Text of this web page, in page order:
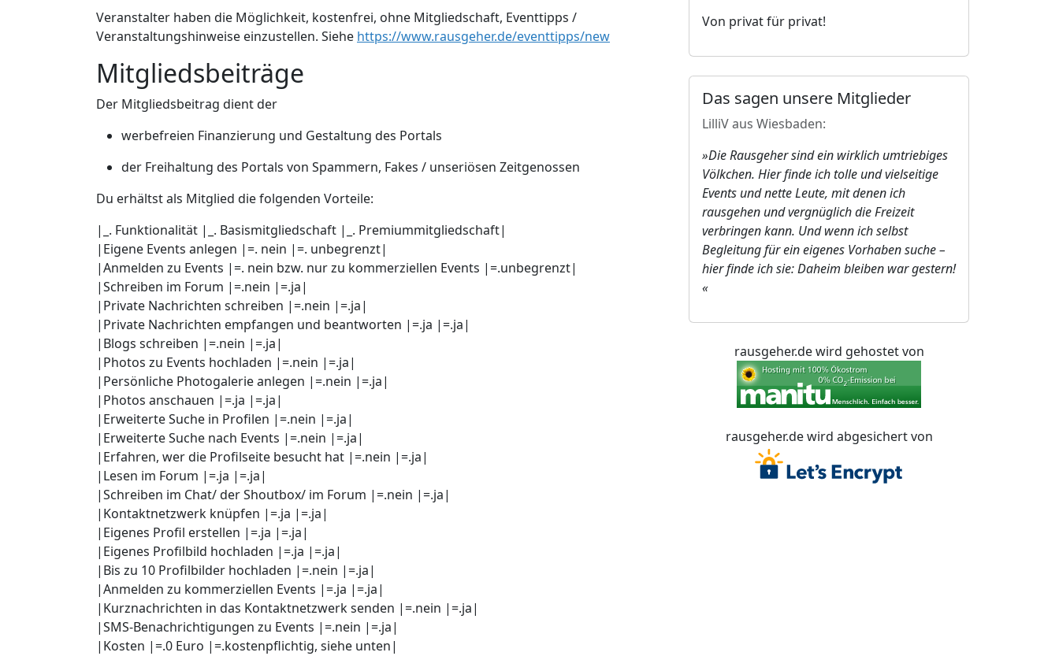
Veranstalter haben die Möglichkeit, kostenfrei, ohne Mitgliedschaft, Eventtipps /
Veranstaltungshinweise einzustellen. Siehe https://www.rausgeher.de/eventtipps/new
Mitgliedsbeiträge
Der Mitgliedsbeitrag dient der
werbefreien Finanzierung und Gestaltung des Portals
der Freihaltung des Portals von Spammern, Fakes / unseriösen Zeitgenossen
Du erhältst als Mitglied die folgenden Vorteile:
|_. Funktionalität |_. Basismitgliedschaft |_. Premiummitgliedschaft|
|Eigene Events anlegen |=. nein |=. unbegrenzt|
|Anmelden zu Events |=. nein bzw. nur zu kommerziellen Events |=.unbegrenzt|
|Schreiben im Forum |=.nein |=.ja|
|Private Nachrichten schreiben |=.nein |=.ja|
|Private Nachrichten empfangen und beantworten |=.ja |=.ja|
|Blogs schreiben |=.nein |=.ja|
|Photos zu Events hochladen |=.nein |=.ja|
|Persönliche Photogalerie anlegen |=.nein |=.ja|
|Photos anschauen |=.ja |=.ja|
|Erweiterte Suche in Profilen |=.nein |=.ja|
|Erweiterte Suche nach Events |=.nein |=.ja|
|Erfahren, wer die Profilseite besucht hat |=.nein |=.ja|
|Lesen im Forum |=.ja |=.ja|
|Schreiben im Chat/ der Shoutbox/ im Forum |=.nein |=.ja|
|Kontaktnetzwerk knüpfen |=.ja |=.ja|
|Eigenes Profil erstellen |=.ja |=.ja|
|Eigenes Profilbild hochladen |=.ja |=.ja|
|Bis zu 10 Profilbilder hochladen |=.nein |=.ja|
|Anmelden zu kommerziellen Events |=.ja |=.ja|
|Kurznachrichten in das Kontaktnetzwerk senden |=.nein |=.ja|
|SMS-Benachrichtigungen zu Events |=.nein |=.ja|
|Kosten |=.0 Euro |=.kostenpflichtig, siehe unten|
Von privat für privat!
Das sagen unsere Mitglieder
LilliV aus Wiesbaden:
»Die Rausgeher sind ein wirklich umtriebiges
Völkchen. Hier finde ich tolle und vielseitige
Events und nette Leute, mit denen ich
rausgehen und vergnüglich die Freizeit
verbringen kann. Und wenn ich selbst
Begleitung für ein eigenes Vorhaben suche –
hier finde ich sie: Daheim bleiben war gestern!
«
rausgeher.de wird gehostet von
rausgeher.de wird abgesichert von